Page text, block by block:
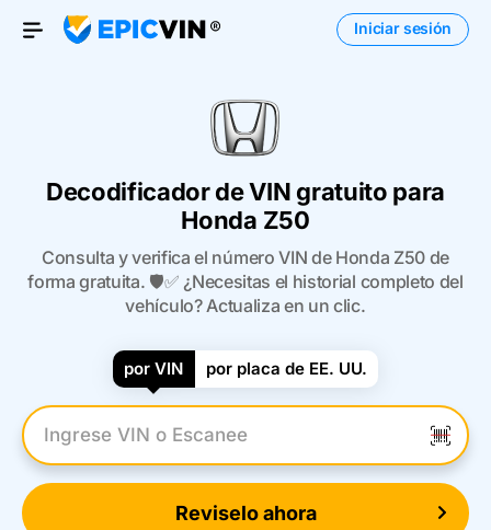
Open Menu
Iniciar sesión
Decodificador de VIN gratuito para
Honda Z50
Consulta y verifica el número VIN de Honda Z50 de
forma gratuita. 🛡️✅ ¿Necesitas el historial completo del
vehículo? Actualiza en un clic.
por VIN por placa de EE. UU.
Introduzca el VIN
Reviselo ahora